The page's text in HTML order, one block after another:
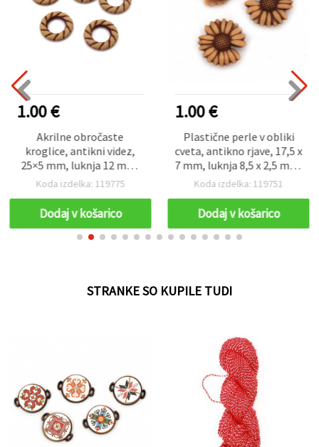
1.00 €
Akrilne obročaste
kroglice, antikni videz,
25×5 mm, luknja 12 mm,
rjave, 50 g (pribl. 38
in hobi ustvarjanje
Koda izdelka: 119775
Dodaj v košarico
1.00 €
Plastične perle v obliki
cveta, antikno rjave, 17,5 x
7 mm, luknja 8,5 x 2,5 mm,
50 g (~75 kosov)
Koda izdelka: 119751
Dodaj v košarico
STRANKE SO KUPILE TUDI